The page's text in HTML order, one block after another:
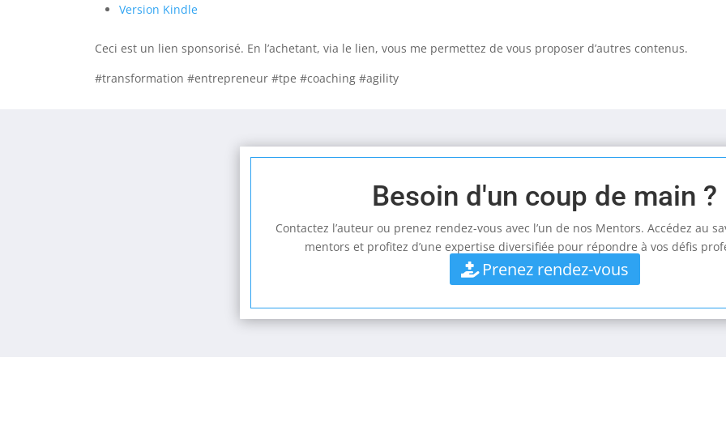
Version Kindle
Ceci est un lien sponsorisé. En l’achetant, via le lien, vous me permettez de vous proposer d’autres contenus.
#transformation #entrepreneur #tpe #coaching #agility
Besoin d'un coup de main ?
Contactez l’auteur ou prenez rendez-vous avec l’un de nos Mentors. Accédez au
mentors et profitez d’une expertise diversifiée pour répondre à vos défis
Prenez rendez-vous